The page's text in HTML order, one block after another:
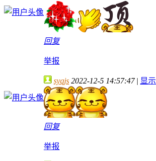
回复
举报
syqjs 2022-12-5 14:57:47 | 显
回复
举报